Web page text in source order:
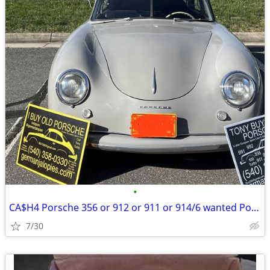
•
CA$H4 Porsche 356 or 912 or 911 or 914/6 wanted Porsche 993 964 to
7/30